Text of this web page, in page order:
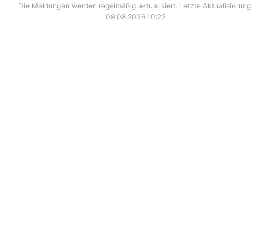
Die Meldungen werden regelmäßig aktualisiert. Letzte Aktualisierung:
09.08.2026 10:22